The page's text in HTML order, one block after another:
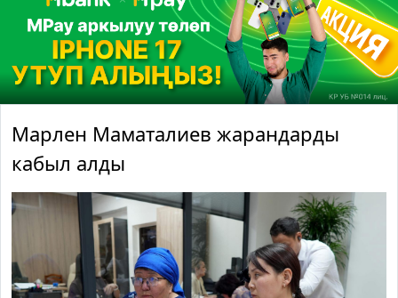
Марлен Маматалиев жарандарды
кабыл алды